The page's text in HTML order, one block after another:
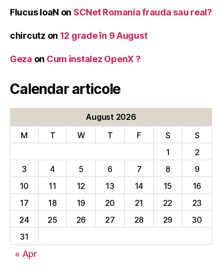
Flucus IoaN on SCNet Romania frauda sau real?
chircutz on 12 grade în 9 August
Geza on Cum instalez OpenX ?
Calendar articole
August 2026
M
T W T F S
S
1
2
3
4 5 6 7 8
9
10
11 12 13 14 15
16
17
18 19 20 21 22
23
24
25 26 27 28 29
30
31
« Apr